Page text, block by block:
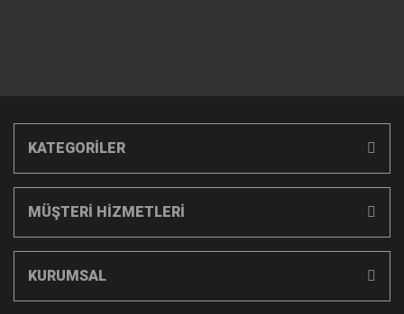
KATEGORİLER
MÜŞTERİ HİZMETLERİ
KURUMSAL